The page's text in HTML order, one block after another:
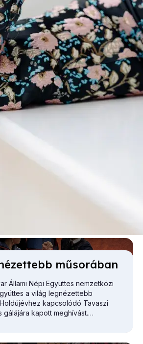
mű­so­rá­ban
Állami Népi Együttes nemzetközi
a világ legnézettebb
kapcsolódó Tavaszi
gálájára kapott meghívást.